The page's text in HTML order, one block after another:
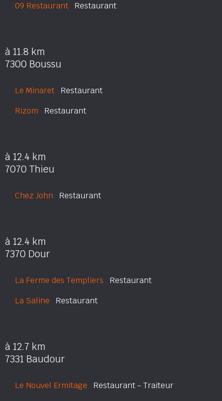
09 Restaurant Restaurant
à 11.8 km
7300 Boussu
Le Minaret Restaurant
Rizom Restaurant
à 12.4 km
7070 Thieu
Chez John Restaurant
à 12.4 km
7370 Dour
La Ferme des Templiers Restaurant
La Saline Restaurant
à 12.7 km
7331 Baudour
Le Nouvel Ermitage Restaurant - Traiteur